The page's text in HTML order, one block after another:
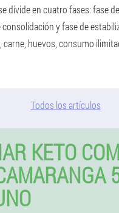
divide en cuatro fases: fase
y fase de
carne, huevos, consumo
Todos los artículos
KETO